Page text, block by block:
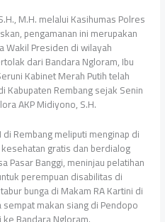
M.H. melalui Kasihumas Polres
pengamanan ini merupakan
Wakil Presiden di wilayah
dari Bandara Ngloram, Ibu
Kabinet Merah Putih telah
Kabupaten Rembang sejak Senin
AKP Midiyono, S.H.
Rembang meliputi menginap di
gratis dan berdialog
Pasar Banggi, meninjau pelatihan
perempuan disabilitas di
bunga di Makam RA Kartini di
makan siang di Pendopo